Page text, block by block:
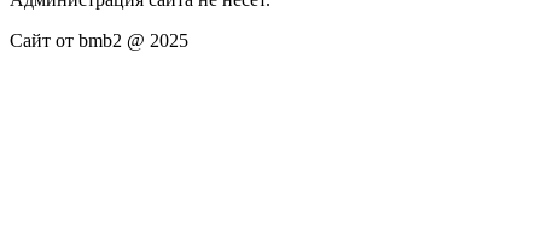
Сайт от bmb2 @ 2025